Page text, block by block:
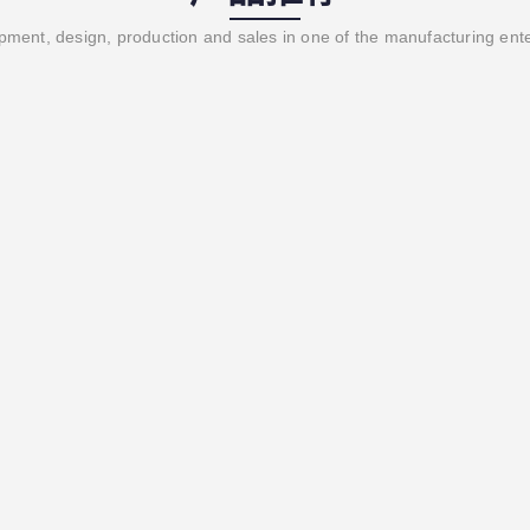
design, production and sales in one of the manufacturing